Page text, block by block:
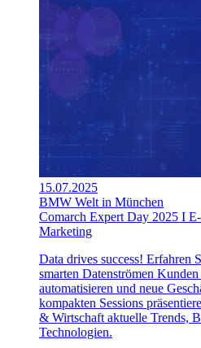
15.07.2025
BMW Welt in München
Comarch Expert Day 2025 I
Marketing
Data drives success! Erfahren
smarten Datenströmen
automatisieren und neue
kompakten Sessions
& Wirtschaft aktuelle Trends,
Technologien.